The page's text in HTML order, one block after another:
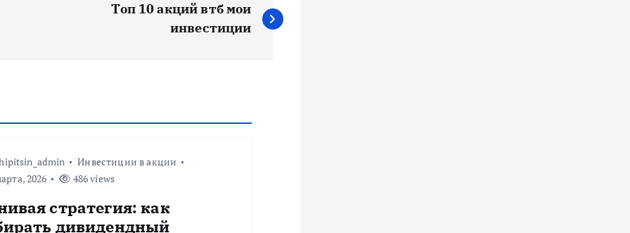
Топ 10 акций втб мои
инвестиции
Инвестиции в акции
2026
486 views
стратегия: как
дивидендный